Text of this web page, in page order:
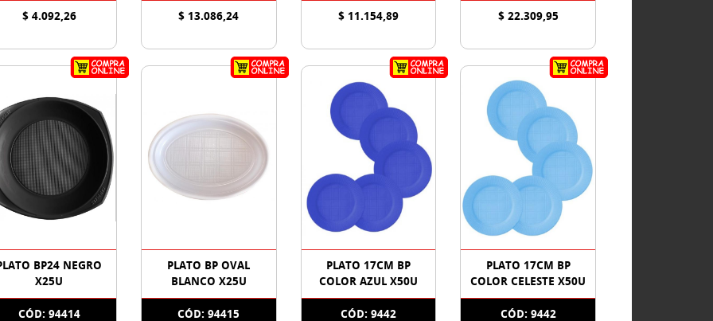
$ 4.092,26 $ 13.086,24 $ 11.154,89 $ 22.309,95
BP24 NEGRO
X25U
CÓD: 94414
PLATO BP OVAL
BLANCO X25U
CÓD: 94415
PLATO 17CM BP
COLOR AZUL X50U
CÓD: 9442
PLATO 17CM BP
COLOR CELESTE X50U
CÓD: 9442